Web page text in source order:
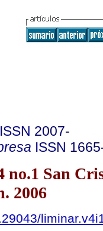
ISSN 2007-
ISSN
San
2006